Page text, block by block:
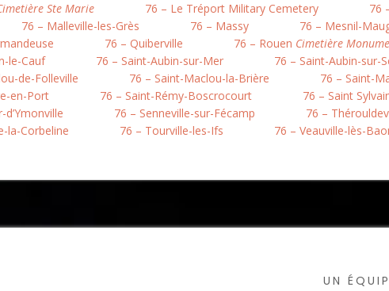
Ste Marie 76 – Le Tréport Military Cemetery 76
76 – Malleville-les-Grès 76 – Massy 76 – Mesnil-
76 – Quiberville 76 – Rouen Cimetière
le-Cauf
76 – Saint-Aubin-sur-Mer 76 – Saint-Aubin-sur-
de-Folleville
76 – Saint-Maclou-la-Brière 76 – Saint-
en-Port
76 – Saint-Rémy-Boscrocourt 76 – Saint
76 – Senneville-sur-Fécamp 76 –
la-Corbeline
76 – Tourville-les-Ifs 76 – Veauville-lès-
UN